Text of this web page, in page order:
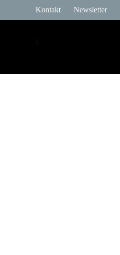
Kontakt Newsletter